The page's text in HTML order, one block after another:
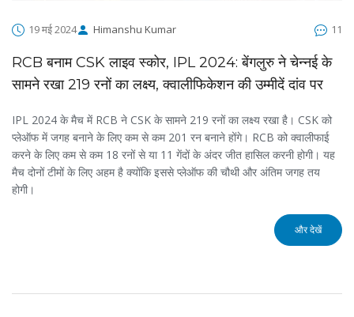
19 मई 2024 Himanshu Kumar 11
RCB बनाम CSK लाइव स्कोर, IPL 2024: बेंगलुरु ने चेन्नई के
सामने रखा 219 रनों का लक्ष्य, क्वालीफिकेशन की उम्मीदें दांव पर
IPL 2024 के मैच में RCB ने CSK के सामने 219 रनों का लक्ष्य रखा है। CSK को
प्लेऑफ में जगह बनाने के लिए कम से कम 201 रन बनाने होंगे। RCB को क्वालीफाई
करने के लिए कम से कम 18 रनों से या 11 गेंदों के अंदर जीत हासिल करनी होगी। यह
मैच दोनों टीमों के लिए अहम है क्योंकि इससे प्लेऑफ की चौथी और अंतिम जगह तय
होगी।
और देखें